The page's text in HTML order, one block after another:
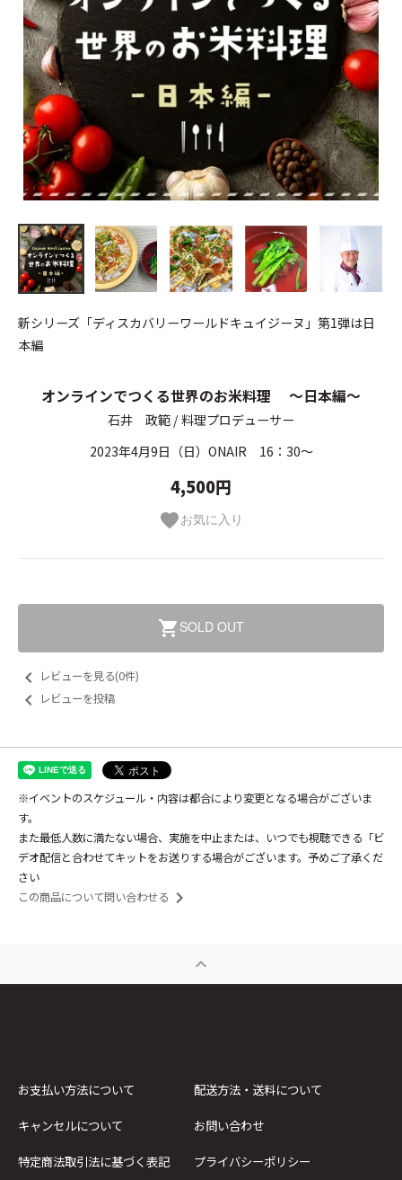
新シリーズ「ディスカバリーワールドキュイジーヌ」第1弾は日
本編
オンラインでつくる世界のお米料理 ～日本編～
石井 政範 / 料理プロデューサー
2023年4月9日（日）ONAIR 16：30～
4,500円
favoriteお気に入り
shopping_cart SOLD OUT
keyboard_arrow_left レビューを見る(0件)
keyboard_arrow_left レビューを投稿
※イベントのスケジュール・内容は都合により変更となる場合がございま
す。
また最低人数に満たない場合、実施を中止または、いつでも視聴できる「ビ
デオ配信と合わせてキットをお送りする場合がございます。予めご了承くだ
さい
この商品について問い合わせる keyboard_arrow_right
expand_less
お支払い方法について
配送方法・送料について
キャンセルについて
お問い合わせ
特定商法取引法に基づく表記
プライバシーポリシー